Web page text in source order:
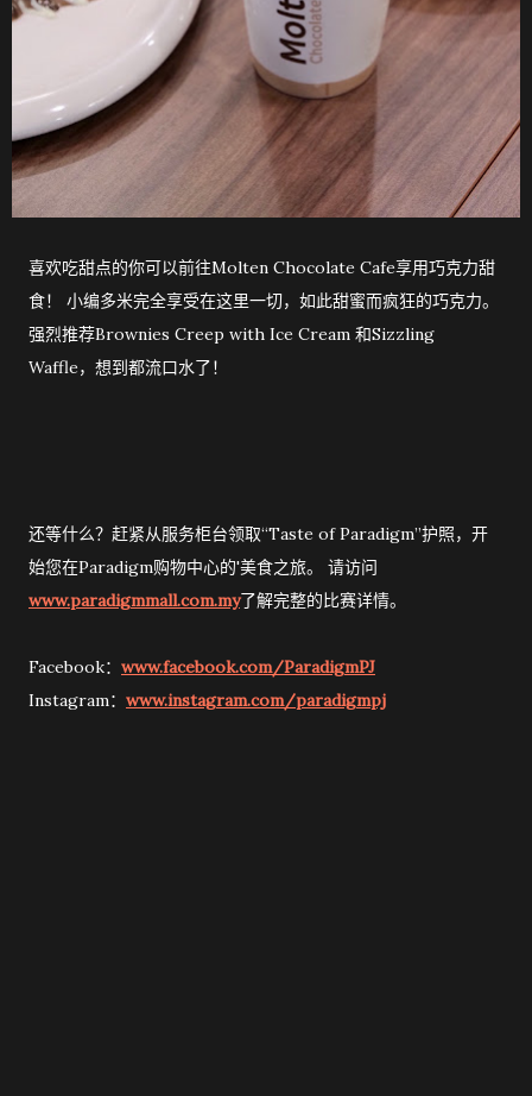
喜欢吃甜点的你可以前往Molten Chocolate Cafe享用巧克力甜
食！ 小编多米完全享受在这里一切，如此甜蜜而疯狂的巧克力。
强烈推荐Brownies Creep with Ice Cream 和Sizzling
Waffle，想到都流口水了！
还等什么？赶紧从服务柜台领取“Taste of Paradigm”护照，开
始您在Paradigm购物中心的'美食之旅。 请访问
www.paradigmmall.com.my了解完整的比赛详情。
Facebook： www.facebook.com/ParadigmPJ
Instagram： www.instagram.com/paradigmpj